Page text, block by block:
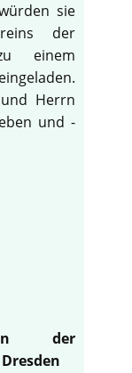
sie
der
einem
Herrn
und -
in der